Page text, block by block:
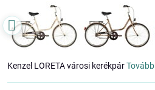
Kenzel LORETA városi kerékpárTovább